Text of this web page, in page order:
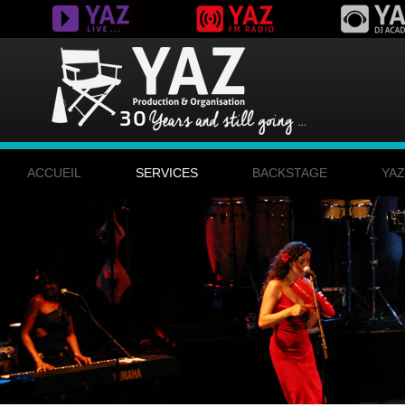
ACCUEIL SERVICES BACKSTAGE